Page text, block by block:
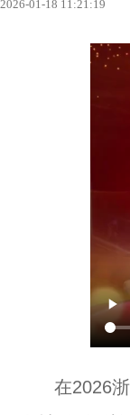
2026-01-18 11:21:19
在2026浙